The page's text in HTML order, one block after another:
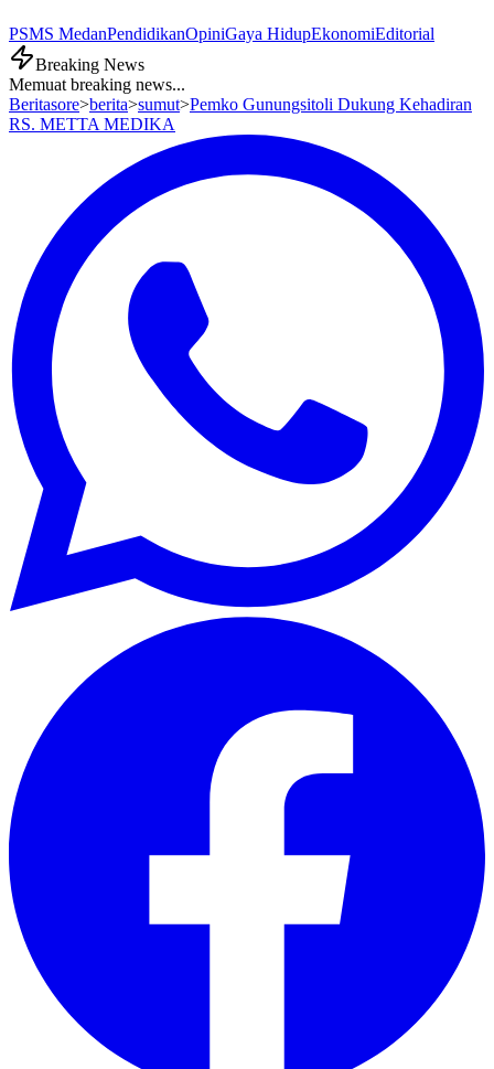
PSMS MedanPendidikanOpiniGaya HidupEkonomiEditorial
Breaking News
Memuat breaking news...
Beritasore>berita>sumut>Pemko Gunungsitoli Dukung Kehadiran
RS. METTA MEDIKA